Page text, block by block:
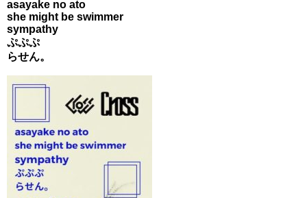
asayake no ato
she might be swimmer
sympathy
ぷぷぷ
らせん。